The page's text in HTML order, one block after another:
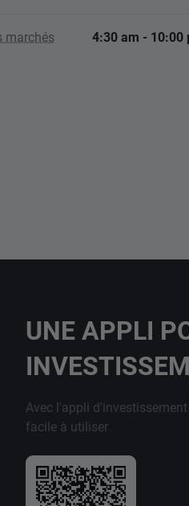
marchés 4:30 am - 10:00
UNE APPLI
Avec l'appli
facile à utiliser